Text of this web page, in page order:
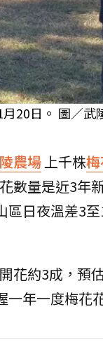
20日。 圖／武
農場上千株
數量是近3年
日夜溫差3
花約3成，預
一年一度梅花